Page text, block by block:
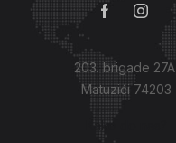
203. brigade 27A,
Matuzići 74203
Kako do nas?